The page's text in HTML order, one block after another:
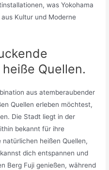
was Yokohama
Kultur und Moderne
Quellen.
aus atemberaubender
Quellen erleben möchtest,
Die Stadt liegt in der
bekannt für ihre
heißen Quellen,
dich entspannen und
Berg Fuji genießen, während